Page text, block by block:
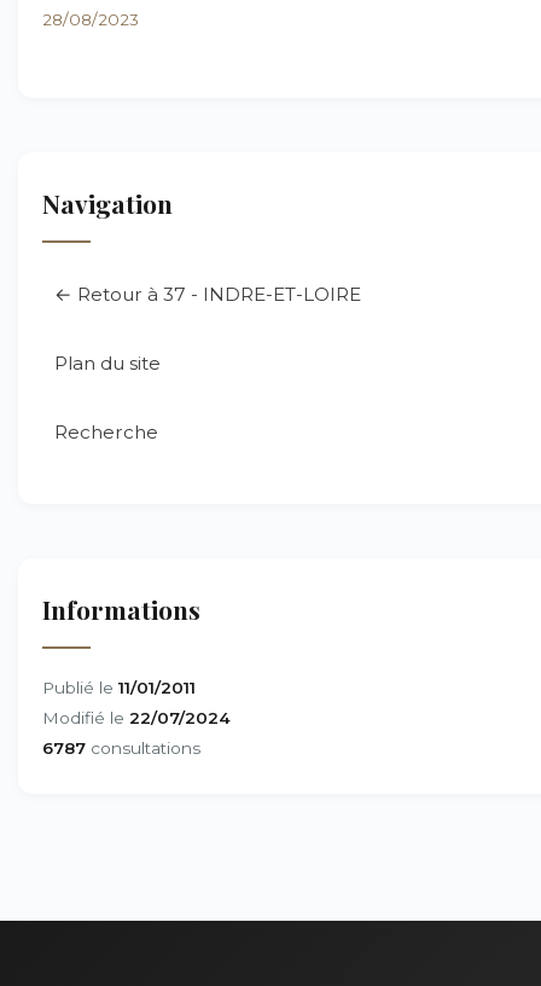
28/08/2023
Navigation
← Retour à 37 - INDRE-ET-LOIRE
Plan du site
Recherche
Informations
Publié le 11/01/2011
Modifié le 22/07/2024
6787 consultations